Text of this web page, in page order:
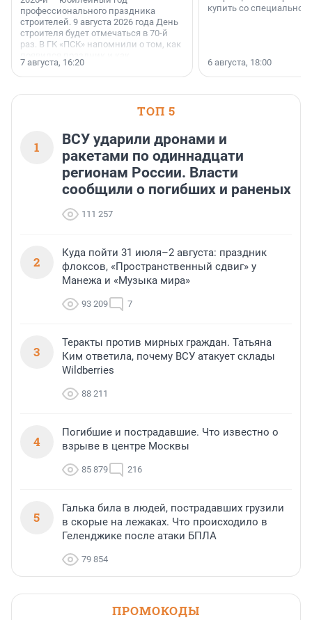
профессионального праздника
строителей. 9 августа 2026 года День
строителя будет отмечаться в 70-й
раз. В ГК «ПСК» напомнили о том, как
поменялась роль строительства.
7 августа, 16:20
купить со специальной
6 августа, 18:00
ТОП 5
1
ВСУ ударили дронами и
ракетами по одиннадцати
регионам России. Власти
сообщили о погибших и раненых
111 257
2
Куда пойти 31 июля–2 августа: праздник
флоксов, «Пространственный сдвиг» у
Манежа и «Музыка мира»
93 209 7
3
Теракты против мирных граждан. Татьяна
Ким ответила, почему ВСУ атакует склады
Wildberries
88 211
4
Погибшие и пострадавшие. Что известно о
взрыве в центре Москвы
85 879 216
5
Галька била в людей, пострадавших грузили
в скорые на лежаках. Что происходило в
Геленджике после атаки БПЛА
79 854
ПРОМОКОДЫ